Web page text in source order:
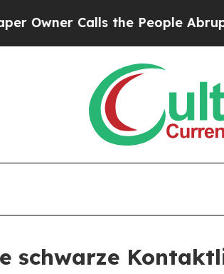
Calls the People Abruptly
schwarze